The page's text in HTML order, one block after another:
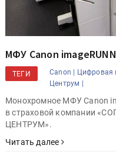
МФУ Canon
ТЕГИ Canon | Цифровая
Центрум |
Монохромное МФУ Canon
в страховой компании
ЦЕНТРУМ».
Читать далее